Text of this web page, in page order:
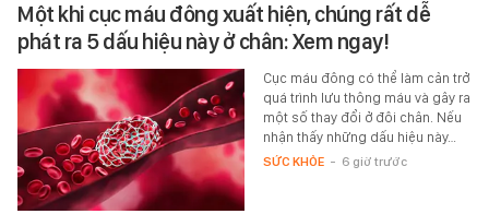
Một khi cục máu đông xuất hiện, chúng rất dễ
phát ra 5 dấu hiệu này ở chân: Xem ngay!
Cục máu đông có thể làm cản trở
quá trình lưu thông máu và gây ra
một số thay đổi ở đôi chân. Nếu
nhận thấy những dấu hiệu này…
SỨC KHỎE - 6 giờ trước